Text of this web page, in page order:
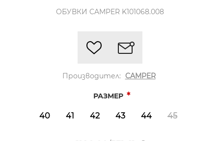
ОБУВКИ CAMPER K101068.008
Производител: CAMPER
РАЗМЕР *
40 41 42 43 44 45